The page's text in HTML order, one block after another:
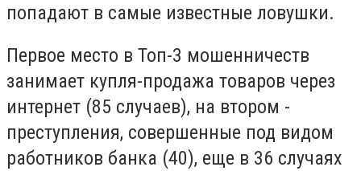
попадают в самые известные ловушки.
Первое место в Топ-3 мошенничеств
занимает купля-продажа товаров через
интернет (85 случаев), на втором -
преступления, совершенные под видом
работников банка (40), еще в 36 случаях